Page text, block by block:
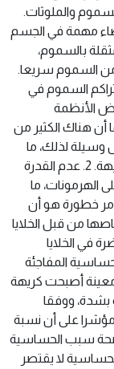
والملوثات.
مهمة في الجسم
بالسموم،
السموم سريعا.
السموم في
الأنظمة
هناك الكثير من
وسيلة لذلك، ما
يساعد بدوره على التخلص من رائحة النفس الكريهة. 2. عدم القدرة
الهرمونات، ما
خطورة هو أن
من قبل الخلايا
في الخلايا
الأعضاء المهمة في الجسم. 3. الحساسية المفاجئة
معينة أصبحت كريهة
بشدة، ووفقا
على أن نسبة
سبب الحساسية
لا يقتصر